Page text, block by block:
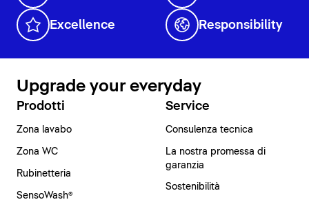
Excellence Responsibility
Upgrade your everyday
Prodotti
Zona lavabo
Zona WC
Rubinetteria
SensoWash®
Service
Consulenza tecnica
La nostra promessa di
garanzia
Sostenibilità